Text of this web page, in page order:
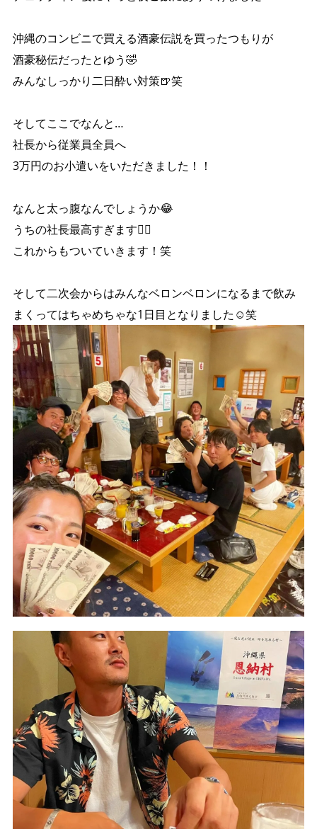
沖縄のコンビニで買える酒豪伝説を買ったつもりが
酒豪秘伝だったとゆう🤣
みんなしっかり二日酔い対策🍺笑
そしてここでなんと…
社長から従業員全員へ
3万円のお小遣いをいただきました！！
なんと太っ腹なんでしょうか😂
うちの社長最高すぎます❤️‍🔥
これからもついていきます！笑
そして二次会からはみんなベロンベロンになるまで飲み
まくってはちゃめちゃな1日目となりました☺笑